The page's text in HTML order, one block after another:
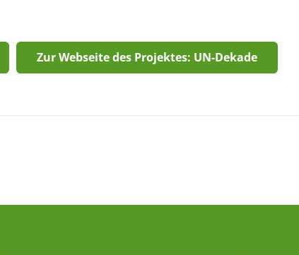
Zur Webseite des Projektes: UN-Dekade